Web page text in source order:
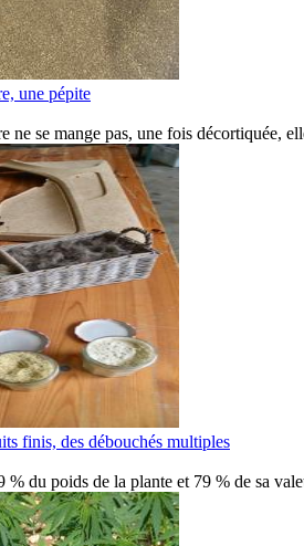
une pépite
ne se mange pas, une fois décortiquée,
finis, des débouchés multiples
% du poids de la plante et 79 % de sa